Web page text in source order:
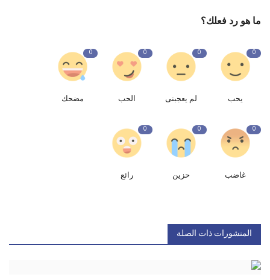
ما هو رد فعلك؟
0
يحب
0
لم يعجبنى
0
الحب
0
مضحك
0
غاضب
0
حزين
0
رائع
المنشورات ذات الصلة